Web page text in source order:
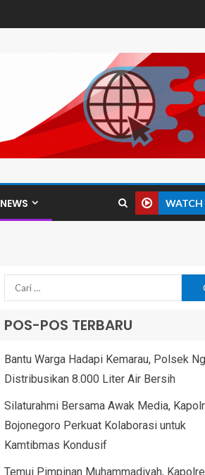
NEWS WATCH
POS-POS TERBARU
Bantu Warga Hadapi Kemarau, Polsek
Distribusikan 8.000 Liter Air Bersih
Silaturahmi Bersama Awak Media,
Bojonegoro Perkuat Kolaborasi untuk
Kamtibmas Kondusif
Temui Pimpinan Muhammadiyah,